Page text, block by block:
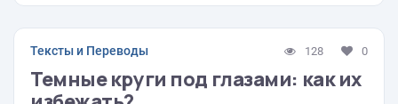
Тексты и Переводы 128 0
Темные круги под глазами: как их